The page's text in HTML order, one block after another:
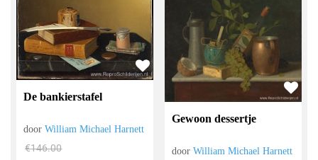
De bankierstafel
doorWilliam Michael Harnett
€146.00
Gewoon dessertje
doorWilliam Michael Harnett